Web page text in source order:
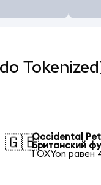
🇬🇧Occidental
Британский
1 OXYon равен